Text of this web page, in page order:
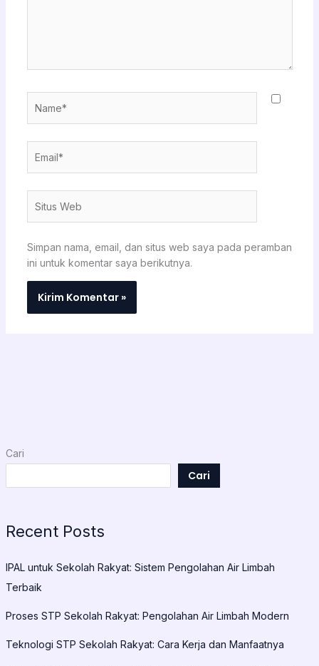
Cari
Cari
Recent Posts
IPAL untuk Sekolah Rakyat: Sistem Pengolahan Air Limbah
Terbaik
Proses STP Sekolah Rakyat: Pengolahan Air Limbah Modern
Teknologi STP Sekolah Rakyat: Cara Kerja dan Manfaatnya
Web
Simpan nama, email, dan situs web saya pada peramban
ini untuk komentar saya berikutnya.